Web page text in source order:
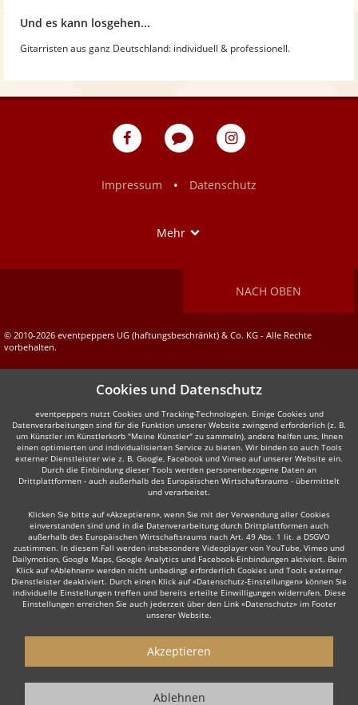
Und es kann losgehen...
Gitarristen aus ganz Deutschland: individuell & professionell.
eventpeppers
Blog
eventpeppers
Impressum
• Datenschutz
Mehr
NACH OBEN
© 2010-2026 eventpeppers UG (haftungsbeschränkt) & Co. KG - Alle Rechte
vorbehalten.
Cookies und Datenschutz
eventpeppers nutzt Cookies und Tracking-Technologien. Einige Cookies und
Datenverarbeitungen sind für die Funktion unserer Website zwingend erforderlich (z. B.
um Künstler im Künstlerkorb "Meine Künstler" zu sammeln), andere helfen uns, Ihnen
einen optimierten und individualisierten Service zu bieten. Wir binden so auch Tools
externer Dienstleister wie z. B. Google, Facebook und Vimeo auf unserer Website ein.
Durch die Einbindung dieser Tools werden personenbezogene Daten an
Drittplattformen - auch außerhalb des Europäischen Wirtschaftsraums - übermittelt
und verarbeitet.
Klicken Sie bitte auf «Akzeptieren», wenn Sie mit der Verwendung aller Cookies
einverstanden sind und in die Datenverarbeitung durch Drittplattformen auch
außerhalb des Europäischen Wirtschaftsraums nach Art. 49 Abs. 1 lit. a DSGVO
zustimmen. In diesem Fall werden insbesondere Videoplayer von YouTube, Vimeo und
Dailymotion, Google Maps, Google Analytics und Facebook-Einbindungen aktiviert. Beim
Klick auf «Ablehnen» werden nicht unbedingt erforderlich Cookies und Tools externer
Dienstleister deaktiviert. Durch einen Klick auf «Datenschutz-Einstellungen» können Sie
individuelle Einstellungen treffen und bereits erteilte Einwilligungen widerrufen. Diese
Einstellungen erreichen Sie auch jederzeit über den Link «Datenschutz» im Footer
unserer Website.
Akzeptieren
Ablehnen